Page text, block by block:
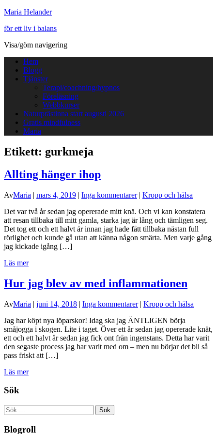
Maria Helander
för ett liv i balans
Visa/göm navigering
Hem
Blogg
Tjänster
Terapi/coachning/hypnos
Föreläsning
Webbkurser
Naturprästinna start augusti 2026
Gratis mindfulness
Maria
Etikett: gurkmeja
Allting hänger ihop
AvMaria | mars 4, 2019 | Inga kommentarer| Kropp och hälsa
Det var två år sedan jag opererade mitt knä. Och vi kan konstatera
att resan tillbaka till mitt gamla, starka jag är lång och tämligen seg.
Det tog ett och ett halvt år innan jag hade fått tillbaka nästan full
rörlighet och kunde gå utan att känna någon smärta. Men varje gång
jag kickade igång […]
Läs mer
Hur jag blev av med inflammationen
AvMaria | juni 14, 2018 | Inga kommentarer| Kropp och hälsa
Jag har köpt nya löparskor! Idag ska jag ÄNTLIGEN börja
småjogga i skogen. Lite i taget. Över ett år sedan jag opererade knät,
ett och ett halvt år sedan jag fick ont från ingenstans. Detta har varit
den segaste process jag har varit med om – men nu börjar det bli så
pass friskt att […]
Läs mer
Sök
Sök
efter:
Blogroll